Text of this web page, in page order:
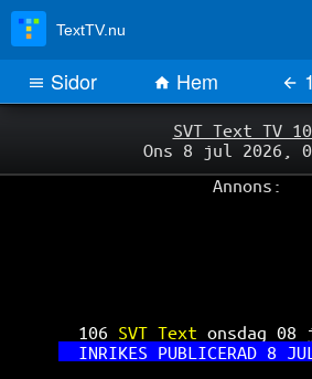
SVT Text TV
Ons 8 jul 2026,
Annons:
106 SVT Text onsdag
INRIKES
TextTV.nu
Sidor Hem